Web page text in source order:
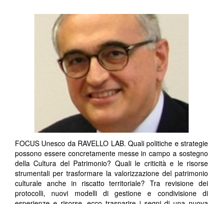
FOCUS Unesco da RAVELLO LAB. Quali politiche e strategie
possono essere concretamente messe in campo a sostegno
della Cultura del Patrimonio? Quali le criticità e le risorse
strumentali per trasformare la valorizzazione del patrimonio
culturale anche in riscatto territoriale? Tra revisione dei
protocolli, nuovi modelli di gestione e condivisione di